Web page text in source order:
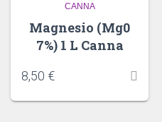
CANNA
Magnesio (Mg0
7%) 1 L Canna
8,50 €